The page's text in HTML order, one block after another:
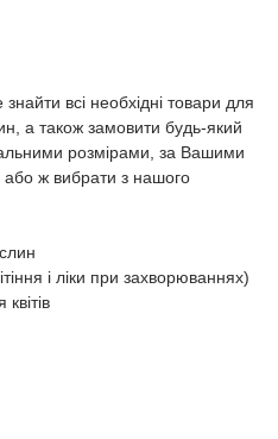
всі необхідні товари для
а також замовити будь-який
розмірами, за Вашими
ж вибрати з нашого
і ліки при захворюваннях)